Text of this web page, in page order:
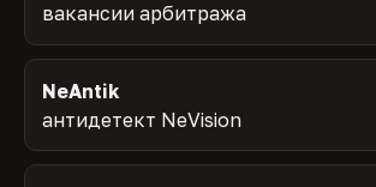
вакансии арбитража
NeAntik
антидетект NeVision